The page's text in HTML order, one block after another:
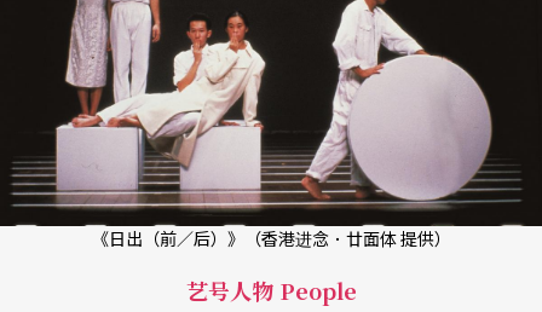
《日出（前／后）》（香港进念．廿面体 提供）
艺号人物 People